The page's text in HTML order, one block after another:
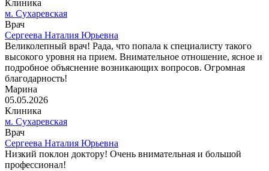
Клиника
м. Сухаревская
Врач
Сергеева Наталия Юрьевна
Великолепный врач! Рада, что попала к специалисту такого
высокого уровня на прием. Внимательное отношение, ясное и
подробное объяснение возникающих вопросов. Огромная
благодарность!
Марина
05.05.2026
Клиника
м. Сухаревская
Врач
Сергеева Наталия Юрьевна
Низкий поклон доктору! Очень внимательная и большой
профессионал!